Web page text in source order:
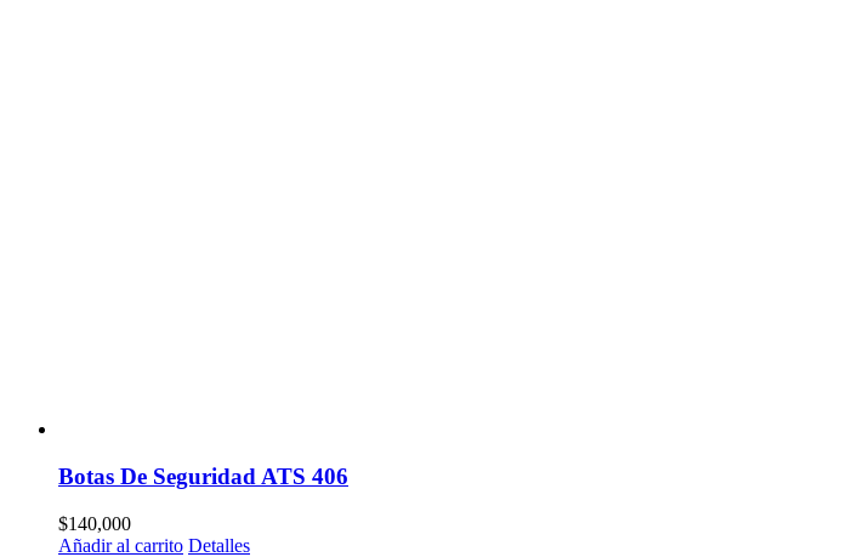
Botas De Seguridad ATS 406
$140,000
Añadir al carrito Detalles